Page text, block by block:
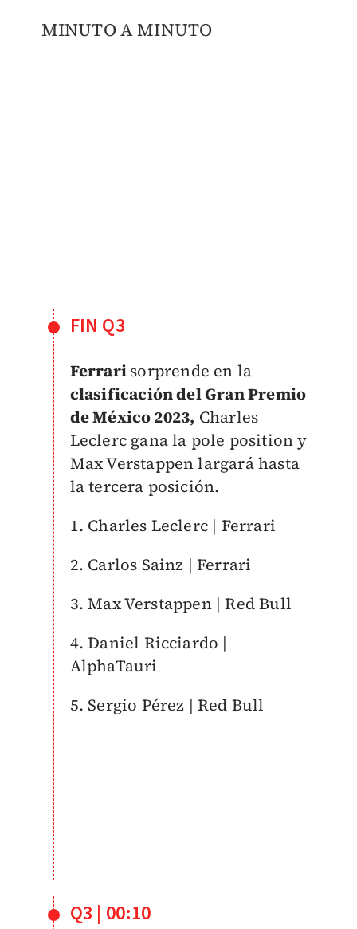
MINUTO A MINUTO
FIN Q3
Ferrarisorprende en la
clasificación del Gran Premio
de México 2023, Charles
Leclerc gana la pole position y
Max Verstappen largará hasta
la tercera posición.
1. Charles Leclerc | Ferrari
2. Carlos Sainz | Ferrari
3. Max Verstappen | Red Bull
4. Daniel Ricciardo |
AlphaTauri
5. Sergio Pérez | Red Bull
Q3 | 00:10